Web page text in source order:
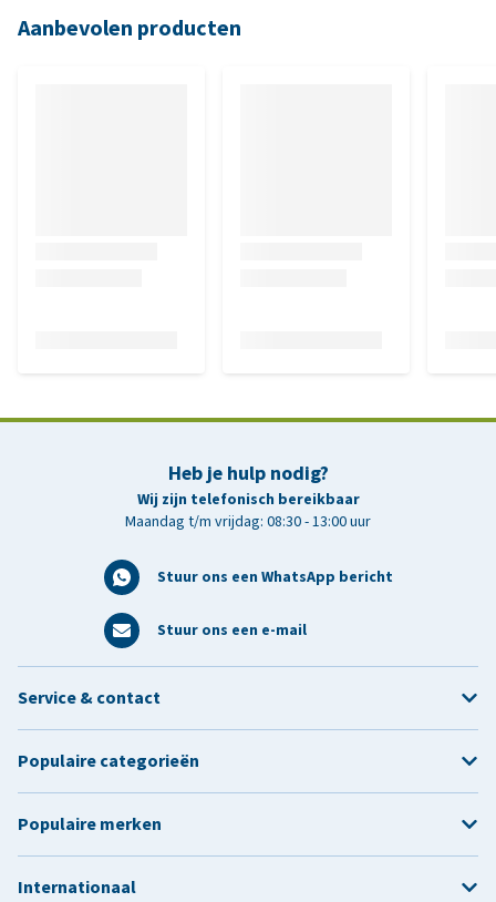
Aanbevolen producten
Heb je hulp nodig?
Wij zijn telefonisch bereikbaar
Maandag t/m vrijdag: 08:30 - 13:00 uur
Stuur ons een WhatsApp bericht
Stuur ons een e-mail
Service & contact
Populaire categorieën
Populaire merken
Internationaal